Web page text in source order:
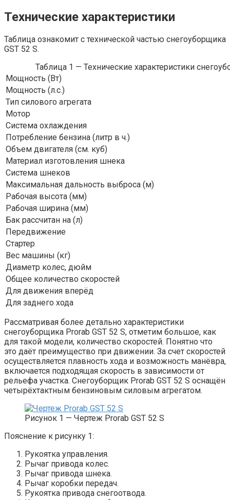
Технические характеристики
Таблица ознакомит с технической частью снегоуборщика
GST 52 S.
Таблица 1 — Технические характеристики
Мощность (Вт)
Мощность (л.с.)
Тип силового агрегата
Мотор
Система охлаждения
Потребление бензина (литр в ч.)
Объем двигателя (см. куб)
Материал изготовления шнека
Система шнеков
Максимальная дальность выброса (м)
Рабочая высота (мм)
Рабочая ширина (мм)
Бак рассчитан на (л)
Передвижение
Стартер
Вес машины (кг)
Диаметр колес, дюйм
Общее количество скоростей
Для движения вперёд
Для заднего хода
Рассматривая более детально характеристики
снегоуборщика Prorab GST 52 S, отметим большое, как
для такой модели, количество скоростей. Понятно что
это даёт преимущество при движении. За счет скоростей
осуществляется плавность хода и возможность манёвра,
включается подходящая скорость в зависимости от
рельефа участка. Снегоуборщик Prorab GST 52 S оснащён
четырёхтактным бензиновым силовым агрегатом.
Рисунок 1 — Чертеж Prorab GST 52 S
Пояснение к рисунку 1:
Рукоятка управления.
Рычаг привода колес.
Рычаг привода шнека.
Рычаг коробки передач.
Рукоятка привода снегоотвода.